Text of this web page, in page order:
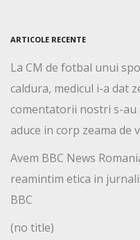
ARTICOLE RECENTE
La CM de fotbal unui
caldura, medicul i-a dat
comentatorii nostri s-au
aduce in corp zeama de
Avem BBC News
reamintim etica in
BBC
(no title)